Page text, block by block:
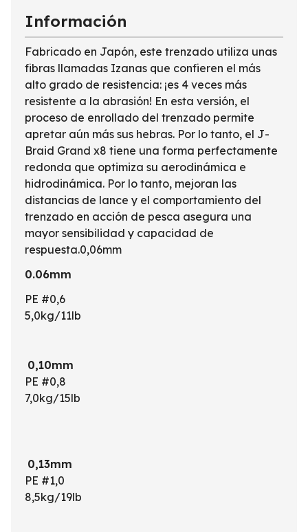
Información
Fabricado en Japón, este trenzado utiliza unas
fibras llamadas Izanas que confieren el más
alto grado de resistencia: ¡es 4 veces más
resistente a la abrasión! En esta versión, el
proceso de enrollado del trenzado permite
apretar aún más sus hebras. Por lo tanto, el J-
Braid Grand x8 tiene una forma perfectamente
redonda que optimiza su aerodinámica e
hidrodinámica. Por lo tanto, mejoran las
distancias de lance y el comportamiento del
trenzado en acción de pesca asegura una
mayor sensibilidad y capacidad de
respuesta.0,06mm
0.06mm
PE #0,6
5,0kg/11lb
0,10mm
PE #0,8
7,0kg/15lb
0,13mm
PE #1,0
8,5kg/19lb